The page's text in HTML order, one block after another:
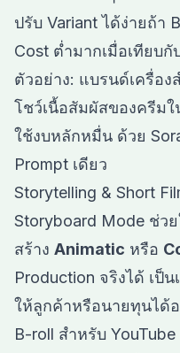
ปรับ Variant ได้ง่ายถ้า
Cost ต่ำมากเมื่อเทียบกั
ตัวอย่าง: แบรนด์เครื่อง
โชว์เนื้อสัมผัสของครีม
ใช้งบหลักหมื่น ด้วย
Prompt เดียว
Storytelling & Short
Storyboard Mode ช่ว
สร้าง Animatic หรือ
Production จริงได้ เป็
ให้ลูกค้าหรือนายทุนได้
B-roll สำหรับ